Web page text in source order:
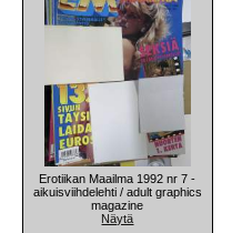
Erotiikan Maailma 1992 nr 7 -
aikuisviihdelehti / adult graphics
magazine
Näytä